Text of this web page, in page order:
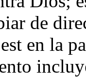
de
en la